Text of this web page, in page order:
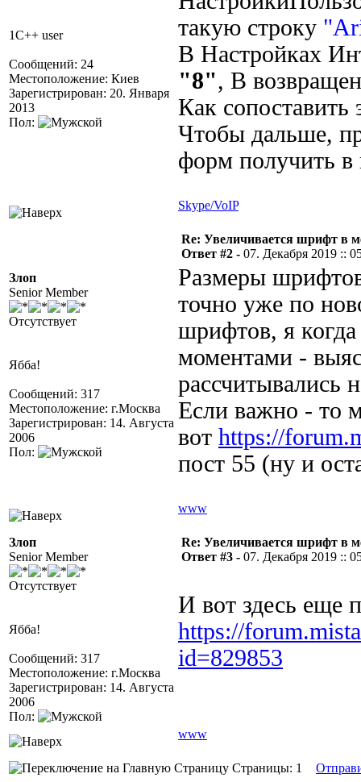
1C++ user
Сообщений: 24
Местоположение: Киев
Зарегистрирован: 20. Января
2013
Пол:
такую строку
В Настройках
"8", В
Как
Чтобы дальше,
форм получить
Skype/VoIP
Злоп
Senior Member
Отсутствует
Ябба!
Сообщений: 317
Местоположение: г.Москва
Зарегистрирован: 14. Августа
2006
Пол:
Re: Увеличивается шрифт в
Ответ #2 - 07. Декабря 2019 ::
Размеры
точно уже по
шрифтов, я
моментами -
рассчитывались
Если важно - то
вот https://
пост 55 (ну и
www
Злоп
Senior Member
Отсутствует
Ябба!
Сообщений: 317
Местоположение: г.Москва
Зарегистрирован: 14. Августа
2006
Пол:
Re: Увеличивается шрифт в
Ответ #3 - 07. Декабря 2019 ::
И вот здесь еще
https://
id=829853
www
Страницы: 1